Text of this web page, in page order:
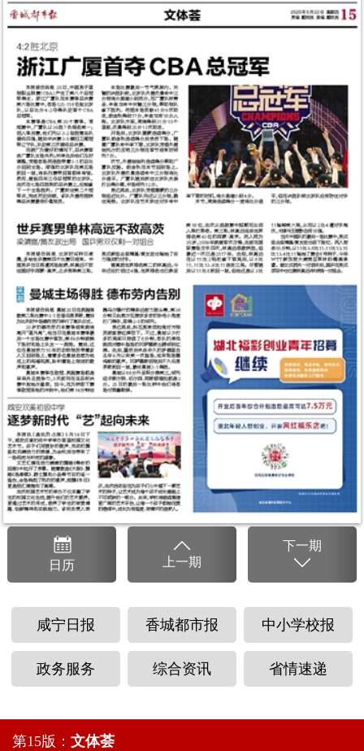
日 历 上一期
下一期
咸宁日报 香城都市报 中小学校报
政务服务 综合资讯 省情速递
第15版： 文体荟